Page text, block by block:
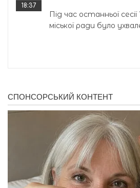
18:37
Під час останньої сесії
міської ради було